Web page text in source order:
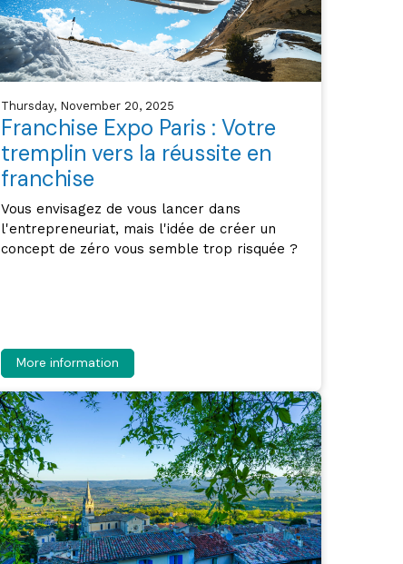
Thursday, November 20, 2025
Franchise Expo Paris : Votre
tremplin vers la réussite en
franchise
Vous envisagez de vous lancer dans
l'entrepreneuriat, mais l'idée de créer un
concept de zéro vous semble trop risquée ?
More information